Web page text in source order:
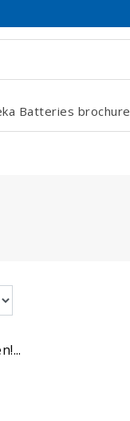
Batteries brochure